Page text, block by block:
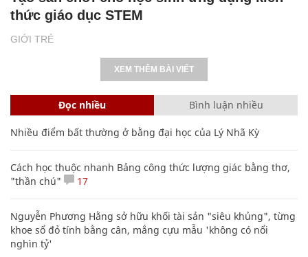
GIỚI TRẺ
thức giáo dục STEM
XEM THÊM BÀI VIẾT
Đọc nhiều Bình luận nhiều
Nhiều điểm bất thường ở bằng đại học của Lý Nhã Kỳ
Cách học thuộc nhanh Bảng công thức lượng giác bằng thơ,
"thần chú"
17
Nguyễn Phương Hằng sở hữu khối tài sản "siêu khủng", từng
khoe sổ đỏ tính bằng cân, mắng cựu mẫu 'không có nổi
nghìn tỷ'